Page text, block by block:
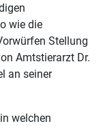
wie die
Stellung
Amtstierarzt Dr.
an seiner
welchen